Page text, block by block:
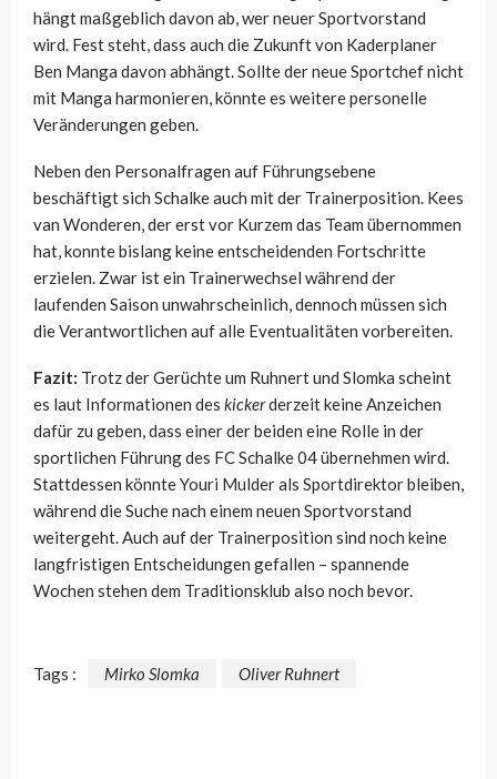
hängt maßgeblich davon ab, wer neuer Sportvorstand
wird. Fest steht, dass auch die Zukunft von Kaderplaner
Ben Manga davon abhängt. Sollte der neue Sportchef nicht
mit Manga harmonieren, könnte es weitere personelle
Veränderungen geben.
Neben den Personalfragen auf Führungsebene
beschäftigt sich Schalke auch mit der Trainerposition. Kees
van Wonderen, der erst vor Kurzem das Team übernommen
hat, konnte bislang keine entscheidenden Fortschritte
erzielen. Zwar ist ein Trainerwechsel während der
laufenden Saison unwahrscheinlich, dennoch müssen sich
die Verantwortlichen auf alle Eventualitäten vorbereiten.
Fazit: Trotz der Gerüchte um Ruhnert und Slomka scheint
es laut Informationen des kickerderzeit keine Anzeichen
dafür zu geben, dass einer der beiden eine Rolle in der
sportlichen Führung des FC Schalke 04 übernehmen wird.
Stattdessen könnte Youri Mulder als Sportdirektor bleiben,
während die Suche nach einem neuen Sportvorstand
weitergeht. Auch auf der Trainerposition sind noch keine
langfristigen Entscheidungen gefallen – spannende
Wochen stehen dem Traditionsklub also noch bevor.
Tags : Mirko Slomka Oliver Ruhnert